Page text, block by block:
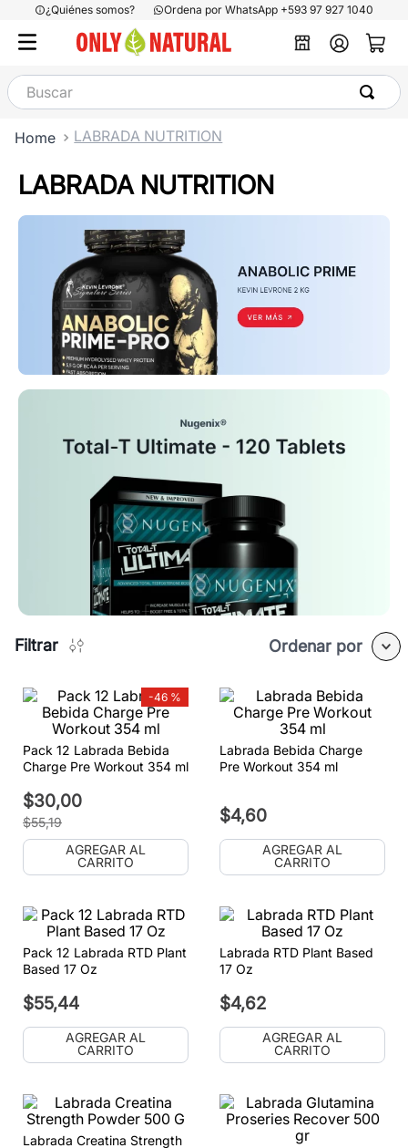
¿Quiénes somos? Ordena por WhatsApp +593 97 927 1040
Buscar
LABRADA NUTRITION
LABRADA NUTRITION
Filtrar Ordenar por
-46 %
Pack 12 Labrada Bebida
Charge Pre Workout 354 ml
$30,00
$55,19
AGREGAR AL
CARRITO
Labrada Bebida Charge
Pre Workout 354 ml
$4,60
AGREGAR AL
CARRITO
Pack 12 Labrada RTD Plant
Based 17 Oz
$55,44
AGREGAR AL
CARRITO
Labrada RTD Plant Based
17 Oz
$4,62
AGREGAR AL
CARRITO
Labrada Creatina Strength